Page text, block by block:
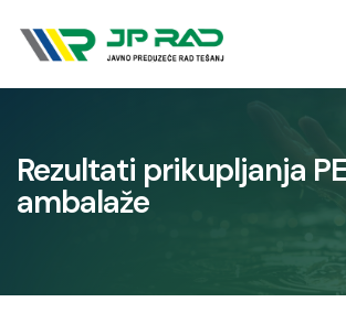
Rezultati prikupljanja
ambalaže